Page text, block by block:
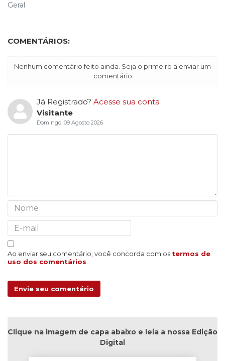
Geral
COMENTÁRIOS:
Nenhum comentário feito ainda. Seja o primeiro a enviar um
comentário
Já Registrado? Acesse sua conta
Visitante
Domingo, 09 Agosto 2026
Ao enviar seu comentário, você concorda com os termos de
uso dos comentários
Envie seu comentário
Clique na imagem de capa abaixo e leia a nossa Edição
Digital